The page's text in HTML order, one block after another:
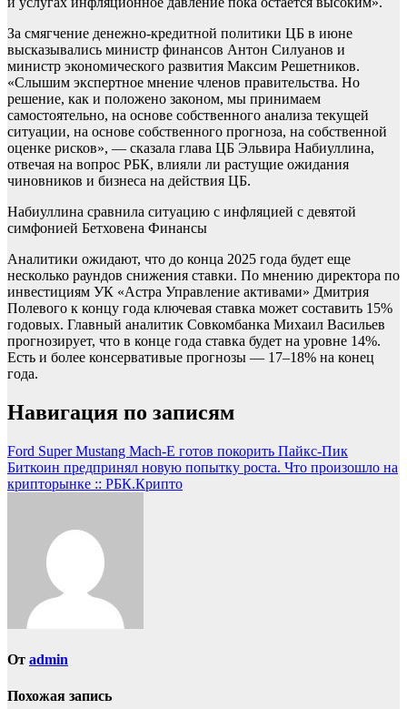
За смягчение денежно-кредитной политики ЦБ в июне
высказывались министр финансов Антон Силуанов и
министр экономического развития Максим Решетников.
«Слышим экспертное мнение членов правительства. Но
решение, как и положено законом, мы принимаем
самостоятельно, на основе собственного анализа текущей
ситуации, на основе собственного прогноза, на собственной
оценке рисков», — сказала глава ЦБ Эльвира Набиуллина,
отвечая на вопрос РБК, влияли ли растущие ожидания
чиновников и бизнеса на действия ЦБ.
Набиуллина сравнила ситуацию с инфляцией с девятой
симфонией Бетховена Финансы
Аналитики ожидают, что до конца 2025 года будет еще
несколько раундов снижения ставки. По мнению директора по
инвестициям УК «Астра Управление активами» Дмитрия
Полевого к концу года ключевая ставка может составить 15%
годовых. Главный аналитик Совкомбанка Михаил Васильев
прогнозирует, что в конце года ставка будет на уровне 14%.
Есть и более консервативые прогнозы — 17–18% на конец
года.
Навигация по записям
Ford Super Mustang Mach-E готов покорить Пайкс-Пик
Биткоин предпринял новую попытку роста. Что произошло на
крипторынке :: РБК.Крипто
От admin
Похожая запись